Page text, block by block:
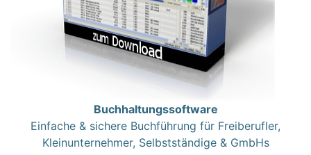
Buchhaltungssoftware
Einfache & sichere Buchführung für Freiberufler,
Kleinunternehmer, Selbstständige & GmbHs